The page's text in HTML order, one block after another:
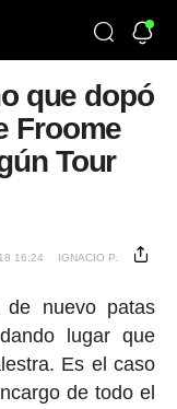
que dopó
Froome
Tour
16:24 IGNACIO P.
nuevo patas
lugar que
Es el caso
de todo el